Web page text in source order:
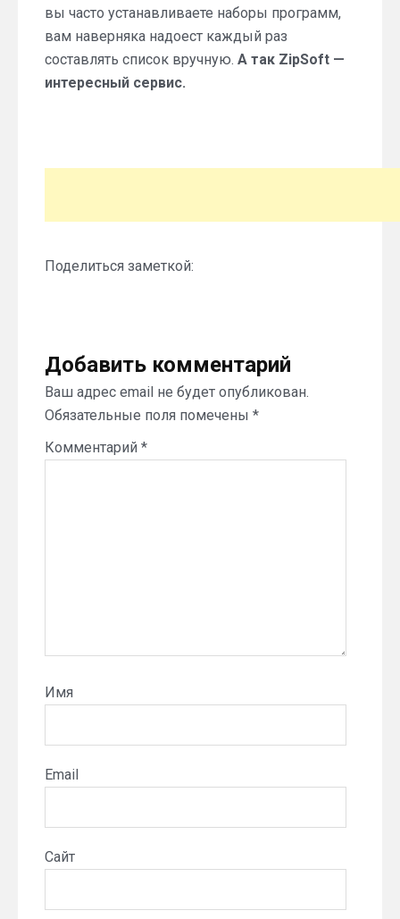
вы часто устанавливаете наборы программ,
вам наверняка надоест каждый раз
составлять список вручную. А так ZipSoft —
интересный сервис.
Поделиться заметкой:
Добавить комментарий
Ваш адрес email не будет опубликован.
Обязательные поля помечены *
Комментарий *
Имя
Email
Сайт